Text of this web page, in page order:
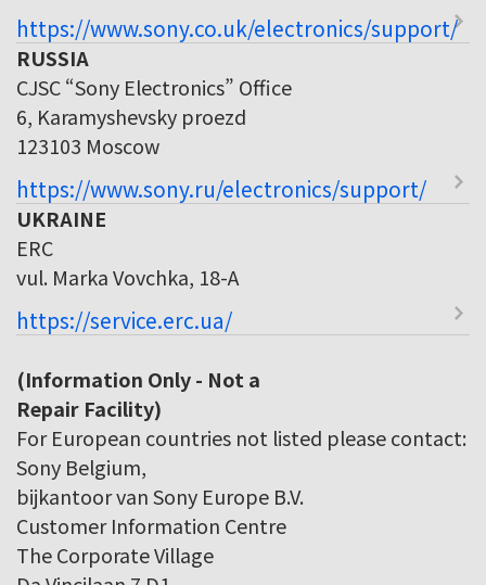
https://www.sony.co.uk/electronics/support/
RUSSIA
CJSC “Sony Electronics” Office
6, Karamyshevsky proezd
123103 Moscow
https://www.sony.ru/electronics/support/
UKRAINE
ERC
vul. Marka Vovchka, 18-A
https://service.erc.ua/
(Information Only - Not a
Repair Facility)
For European countries not listed please contact:
Sony Belgium,
bijkantoor van Sony Europe B.V.
Customer Information Centre
The Corporate Village